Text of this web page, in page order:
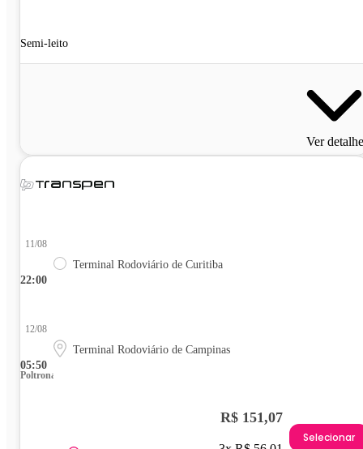
Semi-leito
Ver
22:00
11/08
Terminal Rodoviário de Curitiba
05:50
12/08
Terminal Rodoviário de Campinas
Poltrona
R$ 151,07
Selecionar